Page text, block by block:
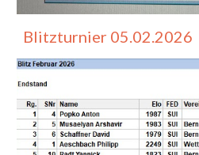
Blitzturnier 05 .02 .2026